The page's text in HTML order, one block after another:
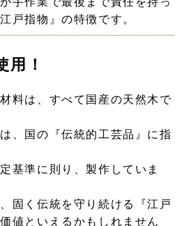
戸指物』の特徴です。
用！
料は、すべて国産の天然木で
、国の『伝統的工芸品』に指
基準に則り、製作していま
固く伝統を守り続ける『江戸
値といえるかもしれません